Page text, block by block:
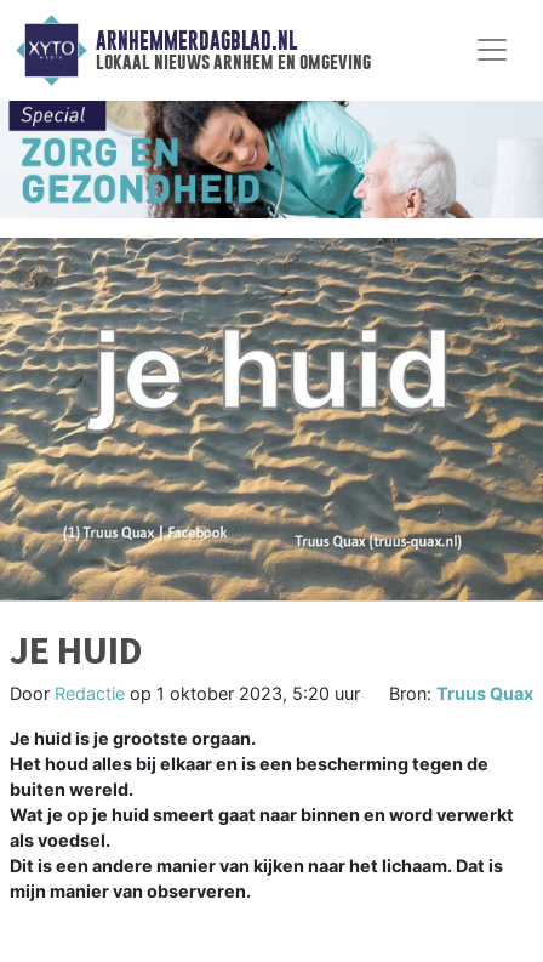
ARNHEMMERDAGBLAD.NL
lokaal nieuws arnhem en omgeving
JE HUID
Door Redactie op 1 oktober 2023, 5:20 uur Bron: Truus Quax
Je huid is je grootste orgaan.
Het houd alles bij elkaar en is een bescherming tegen de
buiten wereld.
Wat je op je huid smeert gaat naar binnen en word verwerkt
als voedsel.
Dit is een andere manier van kijken naar het lichaam. Dat is
mijn manier van observeren.